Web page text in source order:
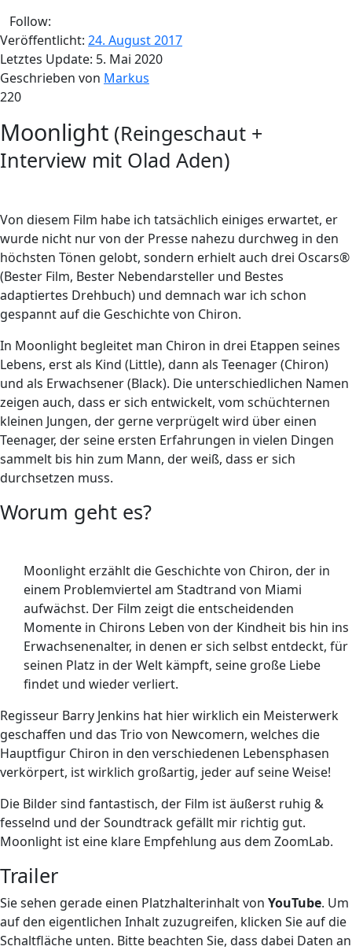
Follow:
Veröffentlicht: 24. August 2017
Letztes Update: 5. Mai 2020
Geschrieben von Markus
220
Moonlight (Reingeschaut +
Interview mit Olad Aden)
Von diesem Film habe ich tatsächlich einiges erwartet, er
wurde nicht nur von der Presse nahezu durchweg in den
höchsten Tönen gelobt, sondern erhielt auch drei Oscars®
(Bester Film, Bester Nebendarsteller und Bestes
adaptiertes Drehbuch) und demnach war ich schon
gespannt auf die Geschichte von Chiron.
In Moonlight begleitet man Chiron in drei Etappen seines
Lebens, erst als Kind (Little), dann als Teenager (Chiron)
und als Erwachsener (Black). Die unterschiedlichen Namen
zeigen auch, dass er sich entwickelt, vom schüchternen
kleinen Jungen, der gerne verprügelt wird über einen
Teenager, der seine ersten Erfahrungen in vielen Dingen
sammelt bis hin zum Mann, der weiß, dass er sich
durchsetzen muss.
Worum geht es?
Moonlight erzählt die Geschichte von Chiron, der in
einem Problemviertel am Stadtrand von Miami
aufwächst. Der Film zeigt die entscheidenden
Momente in Chirons Leben von der Kindheit bis hin ins
Erwachsenenalter, in denen er sich selbst entdeckt, für
seinen Platz in der Welt kämpft, seine große Liebe
findet und wieder verliert.
Regisseur Barry Jenkins hat hier wirklich ein Meisterwerk
geschaffen und das Trio von Newcomern, welches die
Hauptfigur Chiron in den verschiedenen Lebensphasen
verkörpert, ist wirklich großartig, jeder auf seine Weise!
Die Bilder sind fantastisch, der Film ist äußerst ruhig &
fesselnd und der Soundtrack gefällt mir richtig gut.
Moonlight ist eine klare Empfehlung aus dem ZoomLab.
Trailer
Sie sehen gerade einen Platzhalterinhalt von YouTube. Um
auf den eigentlichen Inhalt zuzugreifen, klicken Sie auf die
Schaltfläche unten. Bitte beachten Sie, dass dabei Daten an